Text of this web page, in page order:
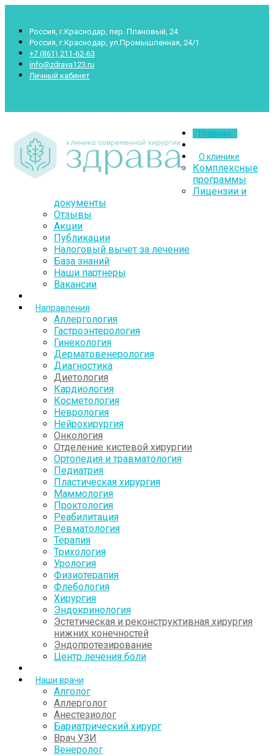
Россия, г.Краснодар, пер. Плановый, 24
Россия, г.Краснодар, ул.Промышленная, 24/1
+7 (861) 211-62-63
info@zdrava123.ru
Личный кабинет
Главная
О клинике
Комплексные
программы
Лицензии и
документы
Отзывы
Акции
Публикации
Налоговый вычет за лечение
База знаний
Наши партнеры
Вакансии
Направления
Аллергология
Гастроэнтерология
Гинекология
Дерматовенерология
Диагностика
Диетология
Кардиология
Косметология
Неврология
Нейрохирургия
Онкология
Отделение кистевой хирургии
Ортопедия и травматология
Педиатрия
Пластическая хирургия
Маммология
Проктология
Реабилитация
Ревматология
Терапия
Трихология
Урология
Физиотерапия
Флебология
Хирургия
Эндокринология
Эстетическая и реконструктивная хирургия
нижних конечностей
Эндопротезирование
Центр лечения боли
Наши врачи
Алголог
Аллерголог
Анестезиолог
Бариатрический хирург
Врач УЗИ
Венеролог